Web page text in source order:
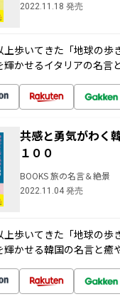
2022.11.18 発売
上歩いてきた「地球の歩
輝かせるイタリアの名言
共感と勇気がわく
１００
BOOKS 旅の名言＆絶景
2022.11.04 発売
上歩いてきた「地球の歩
輝かせる韓国の名言と癒